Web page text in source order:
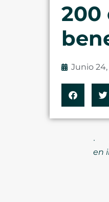
200
Junio 24,
·
en